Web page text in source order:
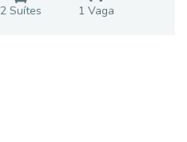
2Suítes 1 Vaga